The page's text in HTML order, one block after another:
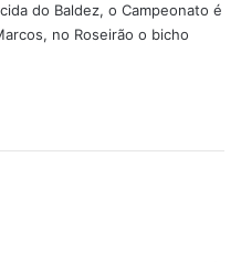
do Baldez, o Campeonato é
no Roseirão o bicho